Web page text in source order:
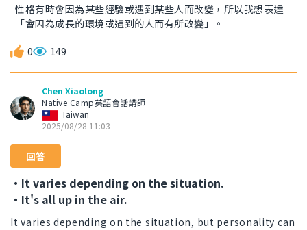
性格有時會因為某些經驗或遇到某些人而改變，所以我想表達
「會因為成長的環境或遇到的人而有所改變」。
0 149
Chen Xiaolong
Native Camp英語會話講師
Taiwan
2025/08/28 11:03
回答
・It varies depending on the situation.
・It's all up in the air.
It varies depending on the situation, but personality can